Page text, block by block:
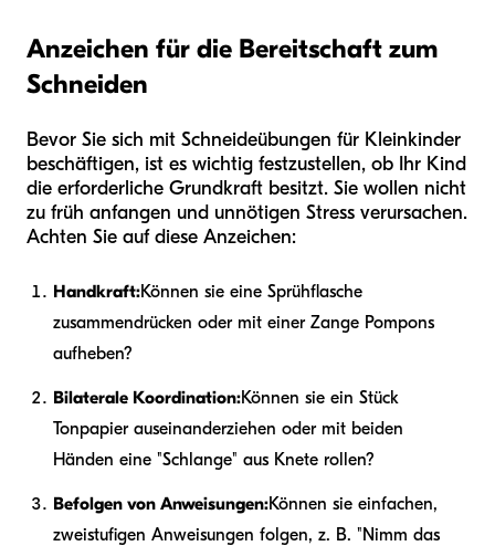
Anzeichen für die Bereitschaft zum
Schneiden
Bevor Sie sich mit Schneideübungen für Kleinkinder
beschäftigen, ist es wichtig festzustellen, ob Ihr Kind
die erforderliche Grundkraft besitzt. Sie wollen nicht
zu früh anfangen und unnötigen Stress verursachen.
Achten Sie auf diese Anzeichen:
Handkraft:Können sie eine Sprühflasche
zusammendrücken oder mit einer Zange Pompons
aufheben?
Bilaterale Koordination:Können sie ein Stück
Tonpapier auseinanderziehen oder mit beiden
Händen eine "Schlange" aus Knete rollen?
Befolgen von Anweisungen:Können sie einfachen,
zweistufigen Anweisungen folgen, z. B. "Nimm das